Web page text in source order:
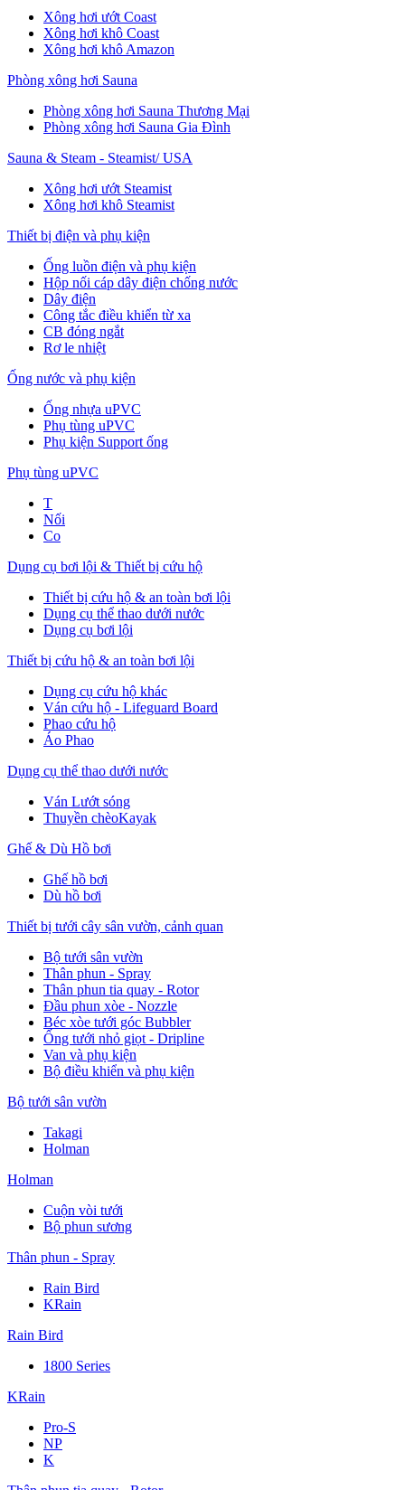
Xông hơi ướt Coast
Xông hơi khô Coast
Xông hơi khô Amazon
Phòng xông hơi Sauna
Phòng xông hơi Sauna Thương Mại
Phòng xông hơi Sauna Gia Đình
Sauna & Steam - Steamist/ USA
Xông hơi ướt Steamist
Xông hơi khô Steamist
Thiết bị điện và phụ kiện
Ống luồn điện và phụ kiện
Hộp nối cáp dây điện chống nước
Dây điện
Công tắc điều khiển từ xa
CB đóng ngắt
Rơ le nhiệt
Ống nước và phụ kiện
Ống nhựa uPVC
Phụ tùng uPVC
Phụ kiện Support ống
Phụ tùng uPVC
T
Nối
Co
Dụng cụ bơi lội & Thiết bị cứu hộ
Thiết bị cứu hộ & an toàn bơi lội
Dụng cụ thể thao dưới nước
Dụng cụ bơi lội
Thiết bị cứu hộ & an toàn bơi lội
Dụng cụ cứu hộ khác
Ván cứu hộ - Lifeguard Board
Phao cứu hộ
Áo Phao
Dụng cụ thể thao dưới nước
Ván Lướt sóng
Thuyền chèoKayak
Ghế & Dù Hồ bơi
Ghế hồ bơi
Dù hồ bơi
Thiết bị tưới cây sân vườn, cảnh quan
Bộ tưới sân vườn
Thân phun - Spray
Thân phun tia quay - Rotor
Đầu phun xòe - Nozzle
Béc xòe tưới góc Bubbler
Ống tưới nhỏ giọt - Dripline
Van và phụ kiện
Bộ điều khiển và phụ kiện
Bộ tưới sân vườn
Takagi
Holman
Holman
Cuộn vòi tưới
Bộ phun sương
Thân phun - Spray
Rain Bird
KRain
Rain Bird
1800 Series
KRain
Pro-S
NP
K